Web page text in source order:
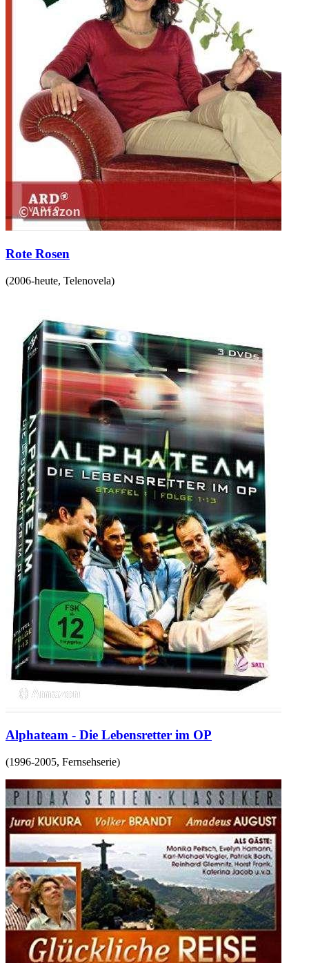
Rote Rosen
(2006-heute, Telenovela)
Alphateam - Die Lebensretter im OP
(1996-2005, Fernsehserie)